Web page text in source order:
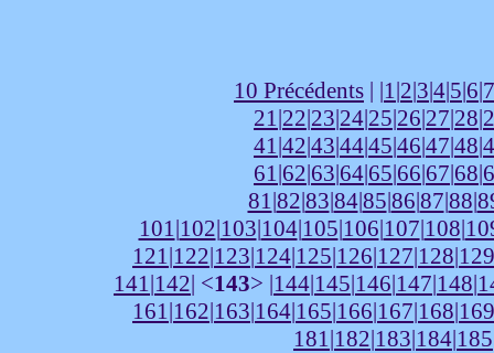
10 Précédents | |1 |2|3|4|5|6|7
21 |22|23|24|25|26|27|28|
41 |42|43|44|45|46|47|48|
61 |62|63|64|65|66|67|68|
81 |82|83|84|85|86|87|88|
101 |102|103|104|105|106|107|108|
121 |122|123|124|125|126|127|128|129
141 |142| <143> |144|145|146|147|148|
161 |162|163|164|165|166|167|168|169
181 |182|183|184|185